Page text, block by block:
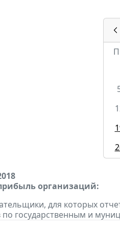
организаций:
для которых
по государственным и